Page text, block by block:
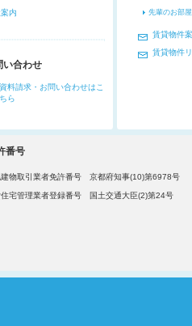
内
い合わせ
資料請求・お問い合わせはこ
ちら
先輩のお部
賃貸物件
賃貸物件
番号
建物取引業者免許番号 京都府知事(10)第6978号
宅管理業者登録番号 国土交通大臣(2)第24号